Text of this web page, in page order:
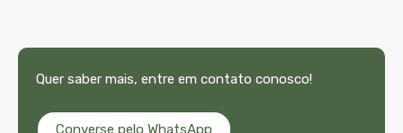
Quer saber mais, entre em contato conosco!
Converse pelo WhatsApp